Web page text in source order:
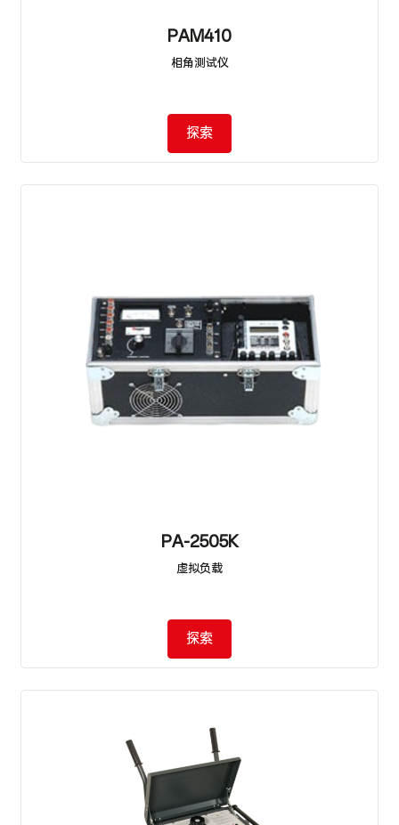
PAM410
相角测试仪
探索
PA-2505K
虚拟负载
探索